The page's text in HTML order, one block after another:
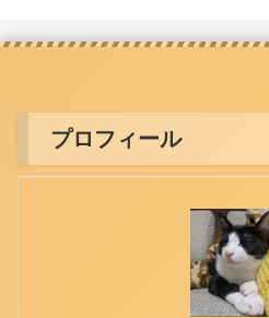
プロフィール